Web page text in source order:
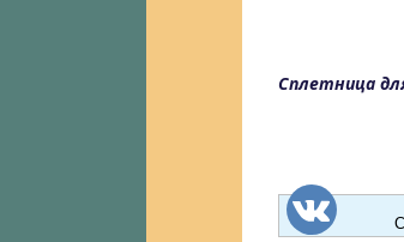
Сплетница